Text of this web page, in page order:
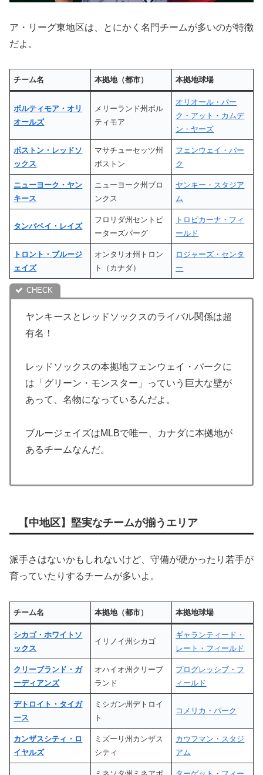
ア・リーグ東地区は、とにかく名門チームが多いのが特徴
だよ。
チーム名 本拠地（都市） 本拠地球場
ボルティモア・オリ
オールズ
メリーランド州ボル
ティモア
オリオール・パー
ク・アット・カムデ
ン・ヤーズ
ボストン・レッドソ
ックス
マサチューセッツ州
ボストン
フェンウェイ・パー
ク
ニューヨーク・ヤン
キース
ニューヨーク州ブロ
ンクス
ヤンキー・スタジア
ム
タンパベイ・レイズ
フロリダ州セントピ
ーターズバーグ
トロピカーナ・フィ
ールド
トロント・ブルージ
ェイズ
オンタリオ州トロン
ト（カナダ）
ロジャーズ・センタ
ー
ヤンキースとレッドソックスのライバル関係は超
有名！
レッドソックスの本拠地フェンウェイ・パークに
は「グリーン・モンスター」っていう巨大な壁が
あって、名物になっているんだよ。
ブルージェイズはMLBで唯一、カナダに本拠地が
あるチームなんだ。
【中地区】堅実なチームが揃うエリア
派手さはないかもしれないけど、守備が硬かったり若手が
育っていたりするチームが多いよ。
チーム名 本拠地（都市） 本拠地球場
シカゴ・ホワイトソ
ックス
イリノイ州シカゴ
ギャランティード・
レート・フィールド
クリーブランド・ガ
ーディアンズ
オハイオ州クリーブ
ランド
プログレッシブ・フ
ィールド
デトロイト・タイガ
ース
ミシガン州デトロイ
ト
コメリカ・パーク
カンザスシティ・ロ
イヤルズ
ミズーリ州カンザス
シティ
カウフマン・スタジ
アム